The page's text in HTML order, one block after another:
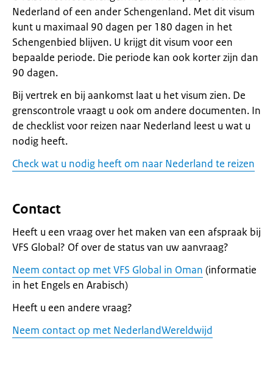
Nederland of een ander Schengenland. Met dit visum
kunt u maximaal 90 dagen per 180 dagen in het
Schengenbied blijven. U krijgt dit visum voor een
bepaalde periode. Die periode kan ook korter zijn dan
90 dagen.
Bij vertrek en bij aankomst laat u het visum zien. De
grenscontrole vraagt u ook om andere documenten. In
de checklist voor reizen naar Nederland leest u wat u
nodig heeft.
Check wat u nodig heeft om naar Nederland te reizen
Contact
Heeft u een vraag over het maken van een afspraak bij
VFS Global? Of over de status van uw aanvraag?
Neem contact op met VFS Global in Oman (informatie
in het Engels en Arabisch)
Heeft u een andere vraag?
Neem contact op met NederlandWereldwijd